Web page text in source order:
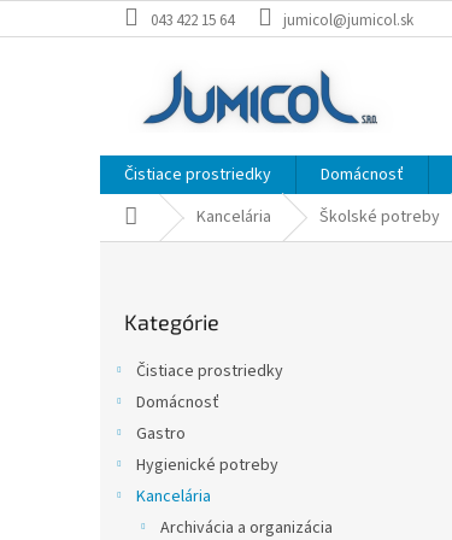
na
043 422 15 64 jumicol@jumicol.sk
Čistiace prostriedky Domácnosť
DomovKancelária Školské potreby
kategórie
Kategórie
Čistiace prostriedky
Domácnosť
Gastro
Hygienické potreby
Kancelária
Archivácia a organizácia